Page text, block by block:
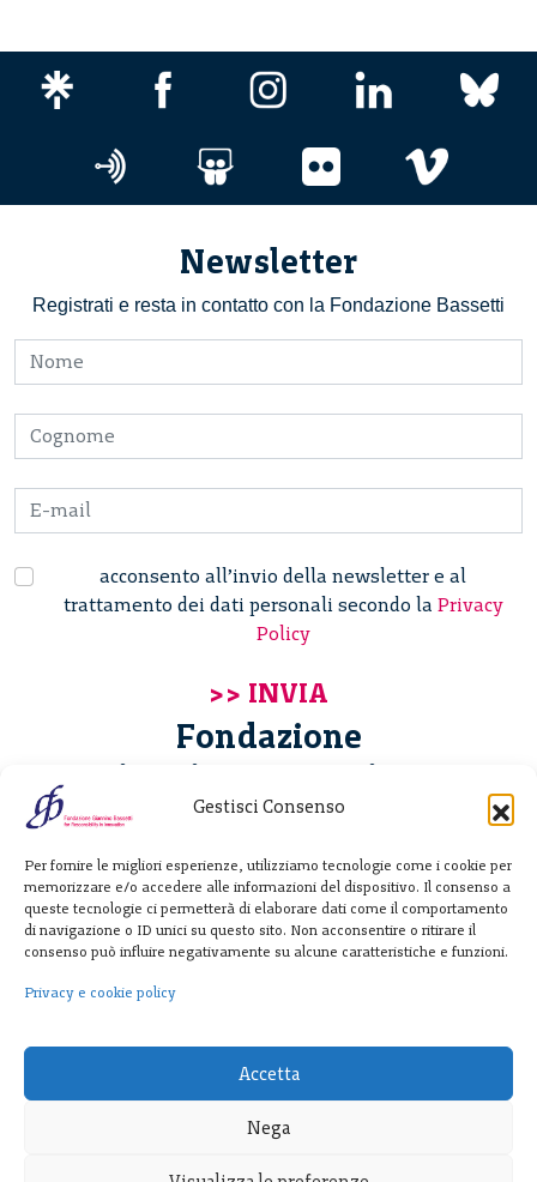
Gestisci Consenso
Per fornire le migliori esperienze, utilizziamo tecnologie come i cookie per
memorizzare e/o accedere alle informazioni del dispositivo. Il consenso a
queste tecnologie ci permetterà di elaborare dati come il comportamento
di navigazione o ID unici su questo sito. Non acconsentire o ritirare il
consenso può influire negativamente su alcune caratteristiche e funzioni.
Privacy e cookie policy
Accetta
Nega
Newsletter
Registrati e resta in contatto con la Fondazione Bassetti
acconsento all’invio della newsletter e al
trattamento dei dati personali secondo la Privacy
Policy
Fondazione
Giannino Bassetti ETS
20122 Milano - Italia
T. +39 02 781933
F. + 39 02 76392030
info@fondazionebassetti.org
p.i. 12520270153